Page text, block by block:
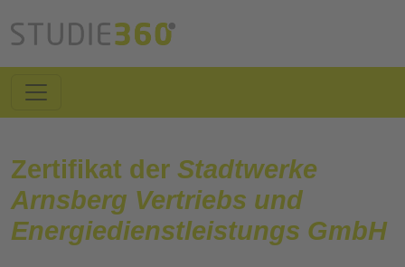
Zertifikat der Stadtwerke
Arnsberg Vertriebs und
Energiedienstleistungs GmbH